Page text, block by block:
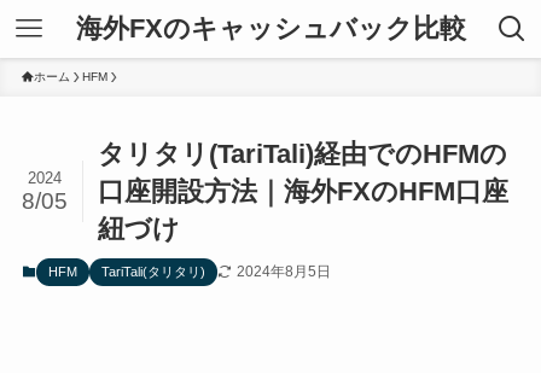
海外FXのキャッシュバック比較
ホーム HFM
タリタリ(TariTali)経由でのHFMの
口座開設方法｜海外FXのHFM口座
紐づけ
2024
8/05
HFM TariTali(タリタリ) 2024年8月5日